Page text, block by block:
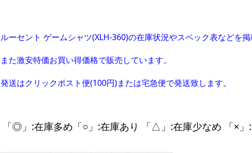
ルーセント ゲームシャツ(XLH-360)の在庫状況やスペック表などを掲
また激安特価お買い得価格で販売しています。
発送はクリックポスト便(100円)または宅急便で発送致します。
「◎」:在庫多め「○」:在庫あり 「△」:在庫少なめ 「×」